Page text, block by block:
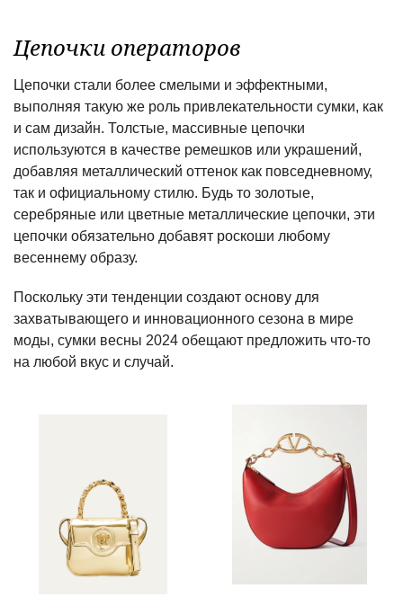
Цепочки операторов
Цепочки стали более смелыми и эффектными,
выполняя такую ​​же роль привлекательности сумки, как
и сам дизайн. Толстые, массивные цепочки
используются в качестве ремешков или украшений,
добавляя металлический оттенок как повседневному,
так и официальному стилю. Будь то золотые,
серебряные или цветные металлические цепочки, эти
цепочки обязательно добавят роскоши любому
весеннему образу.
Поскольку эти тенденции создают основу для
захватывающего и инновационного сезона в мире
моды, сумки весны 2024 обещают предложить что-то
на любой вкус и случай.